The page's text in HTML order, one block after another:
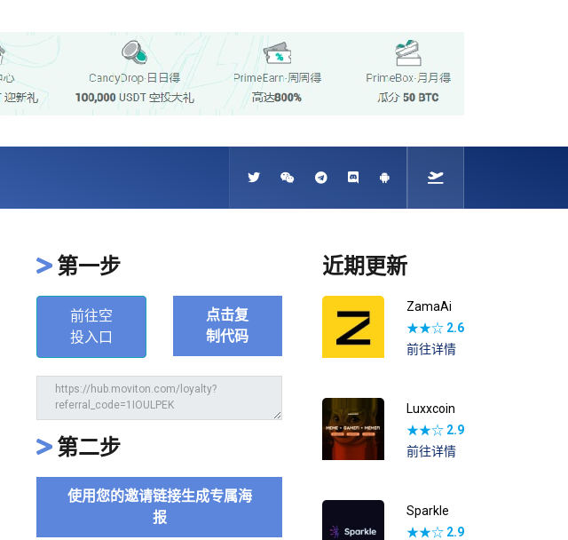
第一步
前往空
投入口
点击复
制代码
第二步
使用您的邀请链接生成专属海
报
近期更新
ZamaAi
★★☆ 2.6
前往详情
Luxxcoin
★★☆ 2.9
前往详情
Sparkle
★★☆ 2.9